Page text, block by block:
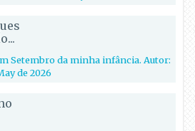
Setembro da minha infância. Autor:
de 2026